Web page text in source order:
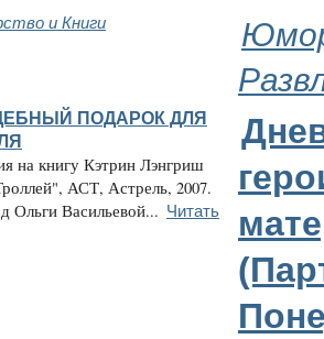
и Книги
ПОДАРОК ДЛЯ
на книгу Кэтрин Лэнгриш
АСТ, Астрель, 2007.
Ольги Васильевой... Читать